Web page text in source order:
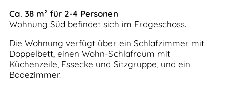
Ca. 38 m² für 2-4 Personen
Wohnung Süd befindet sich im Erdgeschoss.
Die Wohnung verfügt über ein Schlafzimmer mit
Doppelbett, einen Wohn-Schlafraum mit
Küchenzeile, Essecke und Sitzgruppe, und ein
Badezimmer.